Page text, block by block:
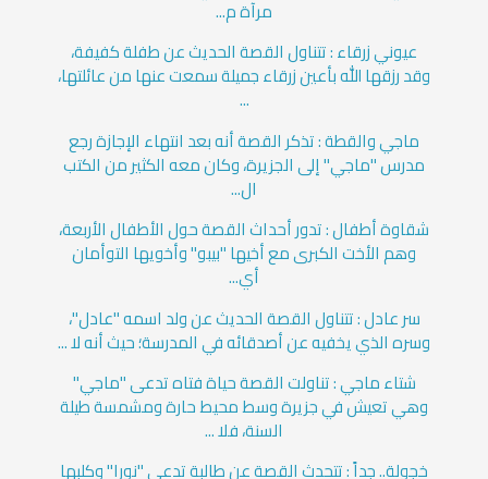
مرآة م...
عيوني زرقاء : تتناول القصة الحديث عن طفلة كفيفة،
وقد رزقها الله بأعين زرقاء جميلة سمعت عنها من عائلتها،
...
ماجي والقطة : تذكر القصة أنه بعد انتهاء الإجازة رجع
مدرس "ماجي" إلى الجزيرة، وكان معه الكثير من الكتب
ال...
شقاوة أطفال : تدور أحداث القصة حول الأطفال الأربعة،
وهم الأخت الكبرى مع أخيها "بيبو" وأخويها التوأمان
أي...
سر عادل : تتناول القصة الحديث عن ولد اسمه "عادل"،
وسره الذي يخفيه عن أصدقائه في المدرسة؛ حيث أنه لا ...
شتاء ماجي : تناولت القصة حياة فتاه تدعى "ماجي"
وهي تعيش في جزيرة وسط محيط حارة ومشمسة طيلة
السنة، فلا ...
خجولة.. جداً : تتحدث القصة عن طالبة تدعى "نورا" وكلبها